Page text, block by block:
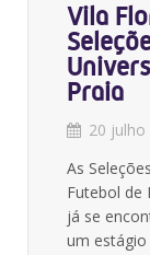
Vila
Praia
20 julho
As
Futebol de
já se
um